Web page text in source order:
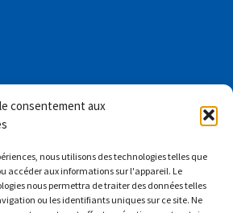
consentement aux
nous utilisons des technologies telles que
accéder aux informations sur l'appareil. Le
nous permettra de traiter des données telles
ou les identifiants uniques sur ce site. Ne
relative à la collecte de